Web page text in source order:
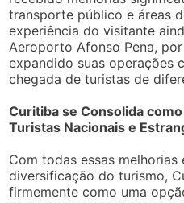
transporte público e áreas
experiência do visitante
Aeroporto Afonso Pena,
expandido suas operações
chegada de turistas de
Curitiba se Consolida
Turistas Nacionais e
Com todas essas
diversificação do turismo,
firmemente como uma